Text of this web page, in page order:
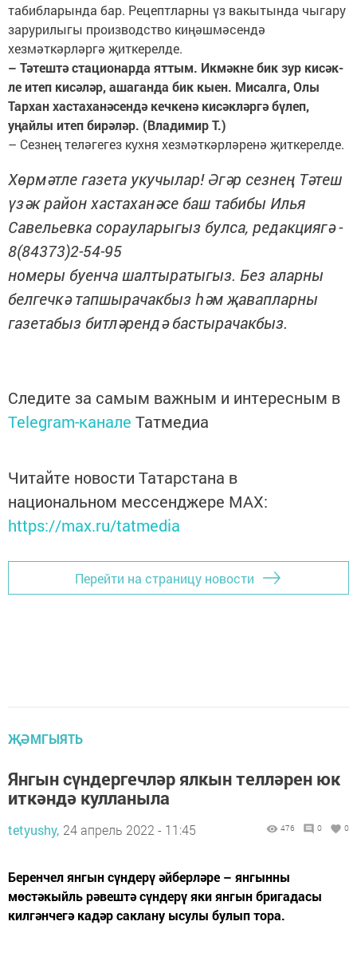
табибларында бар. Рецептларны үз вакытында чыгару
зарурилыгы производство киңәшмәсендә
хезмәткәрләргә җитке­релде.
– Тәтештә ­стационарда яттым. Икмәкне бик зур кисәк­
ле итеп кисәләр, ашаганда бик кыен. Мисалга, Олы
Тархан хастаханәсендә кечкенә ки­сәк­ләргә бүлеп,
уңайлы итеп бирәләр. (Владимир Т.)
– Сезнең теләгегез кух­ня хез­мәт­кәрләренә җит­керелде.
Хөрмәтле газета укучылар! Әгәр сезнең Тәтеш
үзәк район хастаханәсе баш табибы Илья
Савельевка сорауларыгыз булса, редакциягә ­­
8(84373)2-54-95
номеры буенча шалтыратыгыз. Без аларны
белгечкә тапшырачакбыз һәм җавапларны
газетабыз битләрендә бастырачакбыз.
Следите за самым важным и интересным в
Telegram-канале Татмедиа
Читайте новости Татарстана в
национальном мессенджере MАХ:
https://max.ru/tatmedia
Перейти на страницу новости
ҖӘМГЫЯТЬ
Янгын сүндергечләр ялкын телләрен юк
иткәндә кулланыла
tetyushy, 24 апрель 2022 - 11:45 476 0 0
Беренчел янгын сүндерү әйберләре – янгынны
мөстәкыйль рәвештә сүндерү яки янгын бригадасы
килгәнчегә кадәр саклану ысулы булып тора.